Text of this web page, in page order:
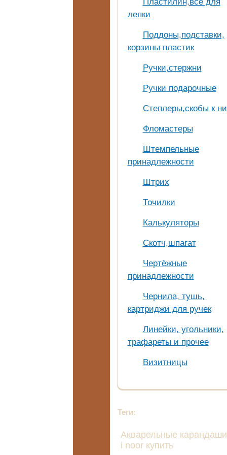
лепки
Поддоны,подставки,
корзины пластик
Ручки,стержни
Ручки подарочные
Степлеры,скобы к
Фломастеры
Штемпельные
принадлежности
Штрих
Точилки
Калькуляторы
Скотч,шпагат
Чертёжные
принадлежности
Чернила, тушь,
картриджи для ручек
Линейки, угольники,
трафареты и прочее
Визитницы
Теги:
Акварельные
i noor купить